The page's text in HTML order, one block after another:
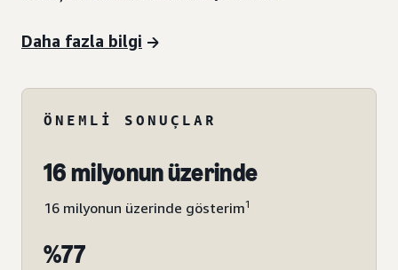
Daha fazla bilgi
ÖNEMLI SONUÇLAR
16 milyonun üzerinde
16 milyonun üzerinde gösterim1
%77